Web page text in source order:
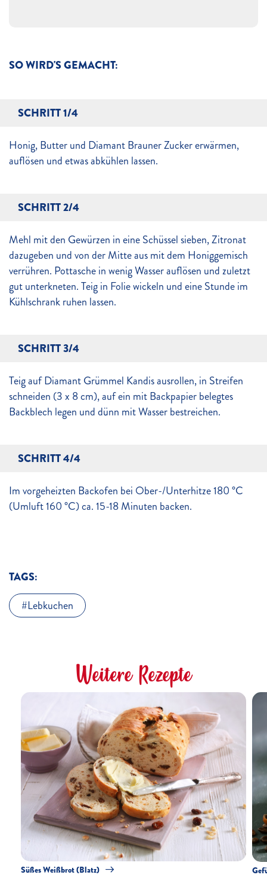
SO WIRD'S GEMACHT:
SCHRITT 1/4
Honig, Butter und Diamant Brauner Zucker erwärmen,
auflösen und etwas abkühlen lassen.
SCHRITT 2/4
Mehl mit den Gewürzen in eine Schüssel sieben, Zitronat
dazugeben und von der Mitte aus mit dem Honiggemisch
verrühren. Pottasche in wenig Wasser auflösen und zuletzt
gut unterkneten. Teig in Folie wickeln und eine Stunde im
Kühlschrank ruhen lassen.
SCHRITT 3/4
Teig auf Diamant Grümmel Kandis ausrollen, in Streifen
schneiden (3 x 8 cm), auf ein mit Backpapier belegtes
Backblech legen und dünn mit Wasser bestreichen.
SCHRITT 4/4
Im vorgeheizten Backofen bei Ober-/Unterhitze 180 °C
(Umluft 160 °C) ca. 15-18 Minuten backen.
TAGS:
Lebkuchen
Weitere Rezepte
Süßes Weißbrot (Blatz)